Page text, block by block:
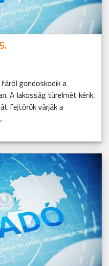
gondoskodik a
A lakosság türelmét kérik.
fejtörők várják a